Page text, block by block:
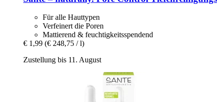
Für alle Hauttypen
Verfeinert die Poren
Mattierend & feuchtigkeitsspendend
€ 1,99 (€ 248,75 / l)
Zustellung bis 11. August